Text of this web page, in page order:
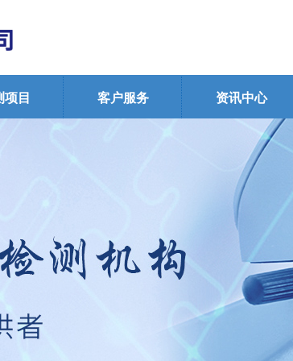
项目 客户服务 资讯中心